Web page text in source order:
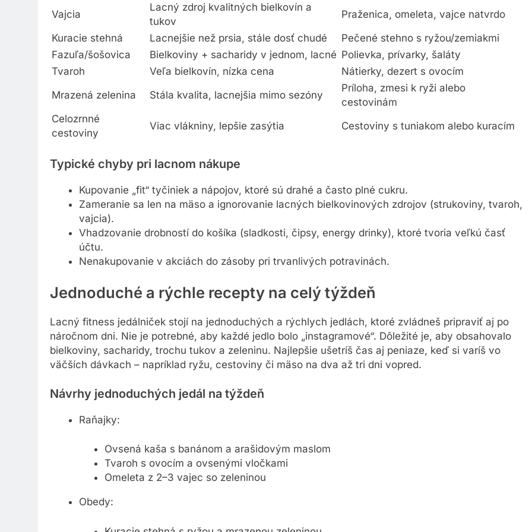
Vajcia
Lacný zdroj kvalitných bielkovín a
tukov
Praženica, omeleta, vajce natvrdo
Kuracie stehná
Lacnejšie než prsia, stále dosť chudé
Pečené stehno s ryžou/zemiakmi
Fazuľa/šošovica
Bielkoviny + sacharidy v jednom, lacné Polievka, prívarky, šaláty
Tvaroh
Veľa bielkovín, nízka cena
Nátierky, dezert s ovocím
Mrazená zelenina
Stála kvalita, lacnejšia mimo sezóny
Príloha, zmesi k ryži alebo
cestovinám
Celozrnné
cestoviny
Viac vlákniny, lepšie zasýtia Cestoviny s tuniakom alebo kuracím
Typické chyby pri lacnom nákupe
Kupovanie „fit“ tyčiniek a nápojov, ktoré sú drahé a často plné cukru.
Zameranie sa len na mäso a ignorovanie lacných bielkovinových zdrojov (strukoviny, tvaroh,
vajcia).
Vhadzovanie drobností do košíka (sladkosti, čipsy, energy drinky), ktoré tvoria veľkú časť
účtu.
Nenakupovanie v akciách do zásoby pri trvanlivých potravinách.
Jednoduché a rýchle recepty na celý týždeň
Lacný fitness jedálniček stojí na jednoduchých a rýchlych jedlách, ktoré zvládneš pripraviť aj po
náročnom dni. Nie je potrebné, aby každé jedlo bolo „instagramové“. Dôležité je, aby obsahovalo
bielkoviny, sacharidy, trochu tukov a zeleninu. Najlepšie ušetríš čas aj peniaze, keď si varíš vo
väčších dávkach – napríklad ryžu, cestoviny či mäso na dva až tri dni vopred.
Návrhy jednoduchých jedál na týždeň
Raňajky:
Ovsená kaša s banánom a arašidovým maslom
Tvaroh s ovocím a ovsenými vločkami
Omeleta z 2–3 vajec so zeleninou
Obedy: